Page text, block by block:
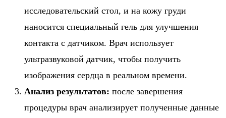
исследовательский стол, и на кожу груди
наносится специальный гель для улучшения
контакта с датчиком. Врач использует
ультразвуковой датчик, чтобы получить
изображения сердца в реальном времени.
Анализ результатов: после завершения
процедуры врач анализирует полученные данные